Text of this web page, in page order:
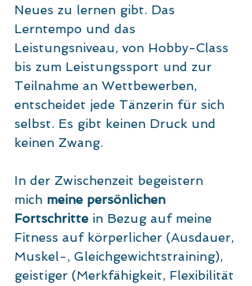
Neues zu lernen gibt. Das
Lerntempo und das
Leistungsniveau, von Hobby-Class
bis zum Leistungssport und zur
Teilnahme an Wettbewerben,
entscheidet jede Tänzerin für sich
selbst. Es gibt keinen Druck und
keinen Zwang.
In der Zwischenzeit begeistern
mich meine persönlichen
Fortschritte in Bezug auf meine
Fitness auf körperlicher (Ausdauer,
Muskel-, Gleichgewichtstraining),
geistiger (Merkfähigkeit, Flexibilität